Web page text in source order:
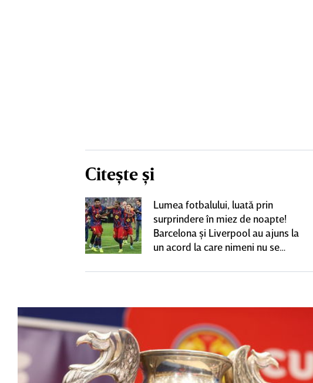
Citește și
Lumea fotbalului, luată prin
surprindere în miez de noapte!
Barcelona şi Liverpool au ajuns la
un acord la care nimeni nu se